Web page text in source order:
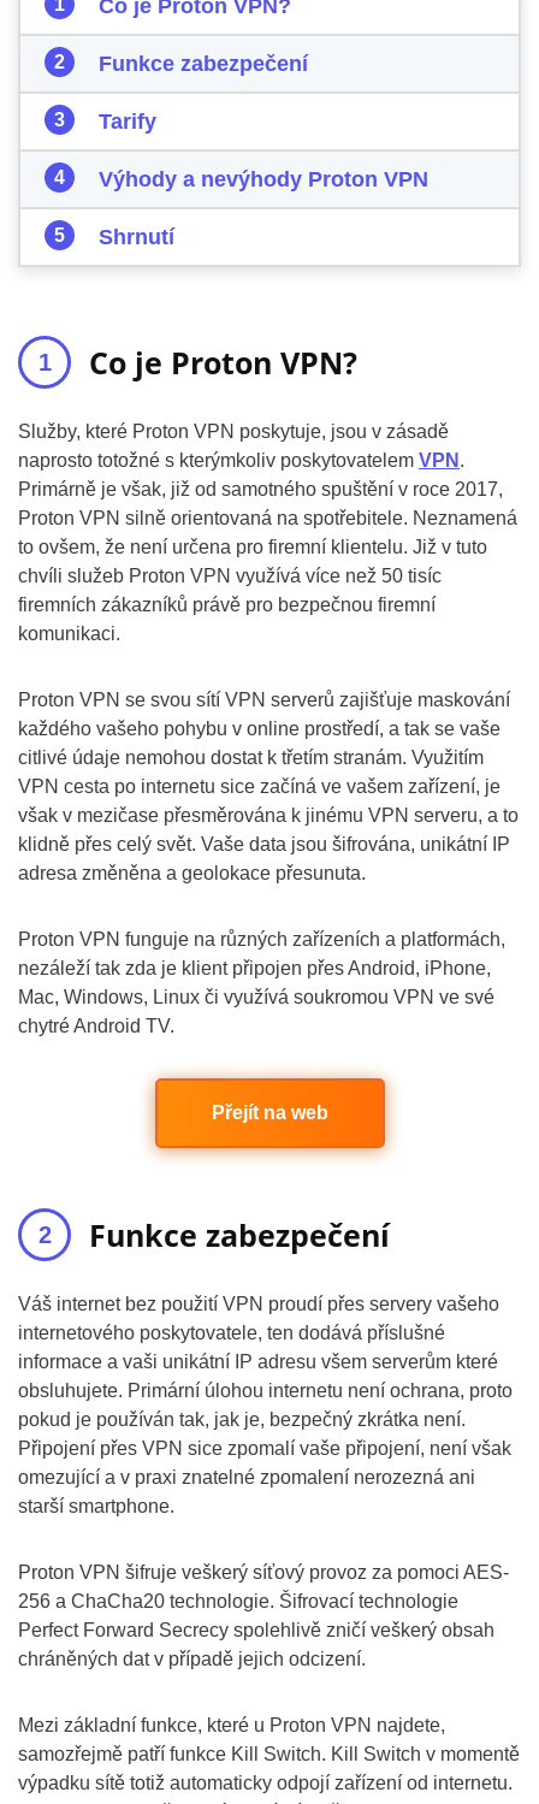
Co je Proton VPN?
Funkce zabezpečení
Tarify
Výhody a nevýhody Proton VPN
Shrnutí
Co je Proton VPN?
Služby, které Proton VPN poskytuje, jsou v zásadě
naprosto totožné s kterýmkoliv poskytovatelem VPN .
Primárně je však, již od samotného spuštění v roce 2017,
Proton VPN silně orientovaná na spotřebitele. Neznamená
to ovšem, že není určena pro firemní klientelu. Již v tuto
chvíli služeb Proton VPN využívá více než 50 tisíc
firemních zákazníků právě pro bezpečnou firemní
komunikaci.
Proton VPN se svou sítí VPN serverů zajišťuje maskování
každého vašeho pohybu v online prostředí, a tak se vaše
citlivé údaje nemohou dostat k třetím stranám. Využitím
VPN cesta po internetu sice začíná ve vašem zařízení, je
však v mezičase přesměrována k jinému VPN serveru, a to
klidně přes celý svět. Vaše data jsou šifrována, unikátní IP
adresa změněna a geolokace přesunuta.
Proton VPN funguje na různých zařízeních a platformách,
nezáleží tak zda je klient připojen přes Android, iPhone,
Mac, Windows, Linux či využívá soukromou VPN ve své
chytré Android TV.
Přejít na web
Funkce zabezpečení
Váš internet bez použití VPN proudí přes servery vašeho
internetového poskytovatele, ten dodává příslušné
informace a vaši unikátní IP adresu všem serverům které
obsluhujete. Primární úlohou internetu není ochrana, proto
pokud je používán tak, jak je, bezpečný zkrátka není.
Připojení přes VPN sice zpomalí vaše připojení, není však
omezující a v praxi znatelné zpomalení nerozezná ani
starší smartphone.
Proton VPN šifruje veškerý síťový provoz za pomoci AES-
256 a ChaCha20 technologie. Šifrovací technologie
Perfect Forward Secrecy spolehlivě zničí veškerý obsah
chráněných dat v případě jejich odcizení.
Mezi základní funkce, které u Proton VPN najdete,
samozřejmě patří funkce Kill Switch. Kill Switch v momentě
výpadku sítě totiž automaticky odpojí zařízení od internetu.